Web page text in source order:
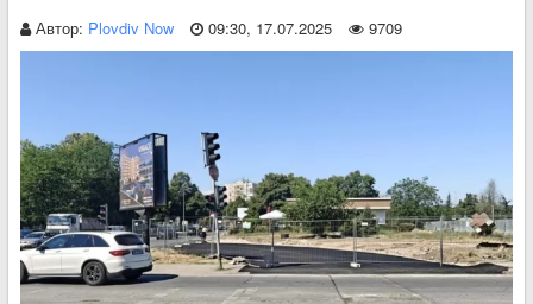
Автор: Plovdiv Now 09:30, 17.07.2025 9709